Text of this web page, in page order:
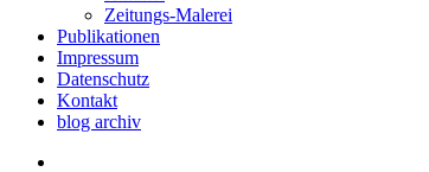
Zeitungs-Malerei
Publikationen
Impressum
Datenschutz
Kontakt
blog archiv